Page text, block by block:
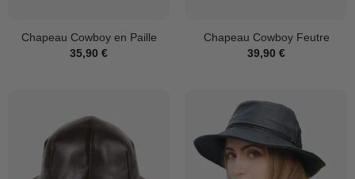
Chapeau Cowboy en Paille
35,90 €
Chapeau Cowboy Feutre
39,90 €